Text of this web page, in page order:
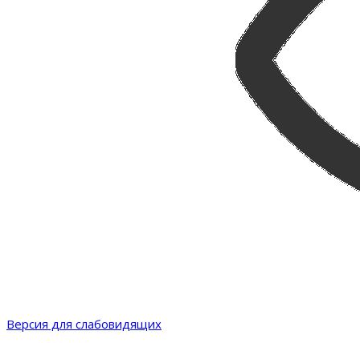
Версия для слабовидящих